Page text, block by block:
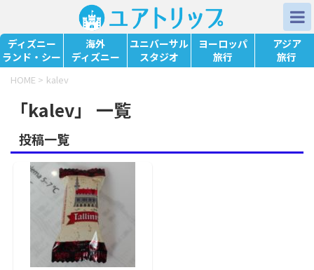
ディズニー
ランド・シー
海外
ディズニー
ユニバーサル
スタジオ
ヨーロッパ
旅行
アジア
旅行
HOME > kalev
「kalev」 一覧
投稿一覧